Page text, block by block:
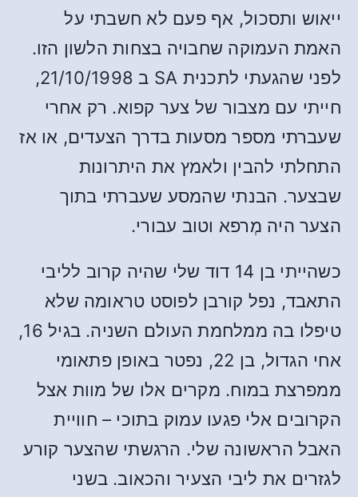
ייאוש ותסכול, אף פעם לא חשבתי על
האמת העמוקה שחבויה בצחות הלשון הזו.
לפני שהגעתי לתכנית SA ב 21/10/1998,
חייתי עם מצבור של צער קפוא. רק אחרי
שעברתי מספר מסעות בדרך הצעדים, או אז
התחלתי להבין ולאמץ את היתרונות
שבצער. הבנתי שהמסע שעברתי בתוך
הצער היה מְרפא וטוב עבורי.
כשהייתי בן 14 דוד שלי שהיה קרוב לליבי
התאבד, נפל קורבן לפוסט טראומה שלא
טיפלו בה ממלחמת העולם השניה. בגיל 16,
אחי הגדול, בן 22, נפטר באופן פתאומי
ממפרצת במוח. מקרים אלו של מוות אצל
הקרובים אלי פגעו עמוק בתוכי – חוויית
האבל הראשונה שלי. הרגשתי שהצער קורע
לגזרים את ליבי הצעיר והכאוב. בשני